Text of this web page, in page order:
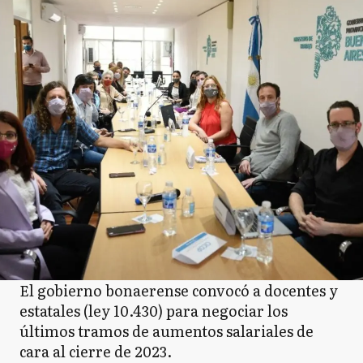
El gobierno bonaerense convocó a docentes y
estatales (ley 10.430) para negociar los
últimos tramos de aumentos salariales de
cara al cierre de 2023.